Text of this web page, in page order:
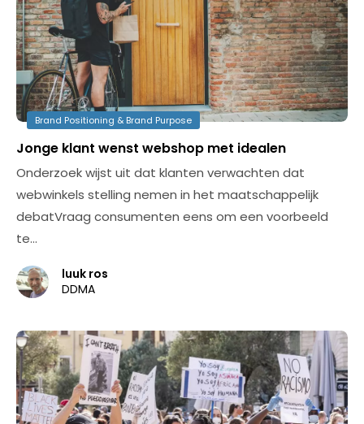
Brand Positioning & Brand Purpose
Jonge klant wenst webshop met idealen
Onderzoek wijst uit dat klanten verwachten dat
webwinkels stelling nemen in het maatschappelijk
debatVraag consumenten eens om een voorbeeld
te…
luuk ros
DDMA